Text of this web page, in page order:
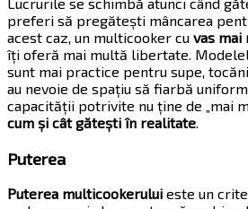
preferi să pregătești mâncarea
acest caz, un multicooker cu vas mai
îți oferă mai multă libertate.
sunt mai practice pentru supe,
au nevoie de spațiu să fiarbă
capacității potrivite nu ține de „mai
cum și cât gătești în realitate.
Puterea
Puterea multicookerului este un